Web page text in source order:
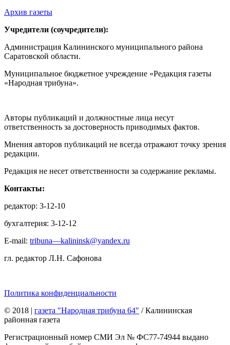
Архив газеты
Учредители (соучредители):
Администрация Калининского муниципального района
Саратовской области.
Муниципальное бюджетное учреждение «Редакция газеты
«Народная трибуна».
Авторы публикаций и должностные лица несут
ответственность за достоверность приводимых фактов.
Мнения авторов публикаций не всегда отражают точку зрения
редакции.
Редакция не несет ответственности за содержание рекламы.
Контакты:
редактор: 3-12-10
бухгалтерия: 3-12-12
E-mail: tribuna—kalininsk@yandex.ru
гл. редактор Л.Н. Сафонова
Политика конфиденциальности
© 2018 | газета "Народная трибуна 64" / Калининская
районная газета
Регистрационный номер СМИ Эл № ФС77-74944 выдано